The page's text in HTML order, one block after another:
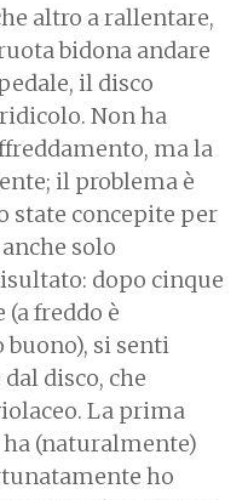
altro a rallentare,
bidona andare
il disco
Non ha
ma la
il problema è
state concepite per
solo
dopo cinque
(a freddo è
si senti
disco, che
La prima
(naturalmente)
ho